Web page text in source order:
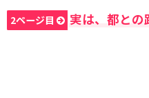
2ページ目 実は、都との